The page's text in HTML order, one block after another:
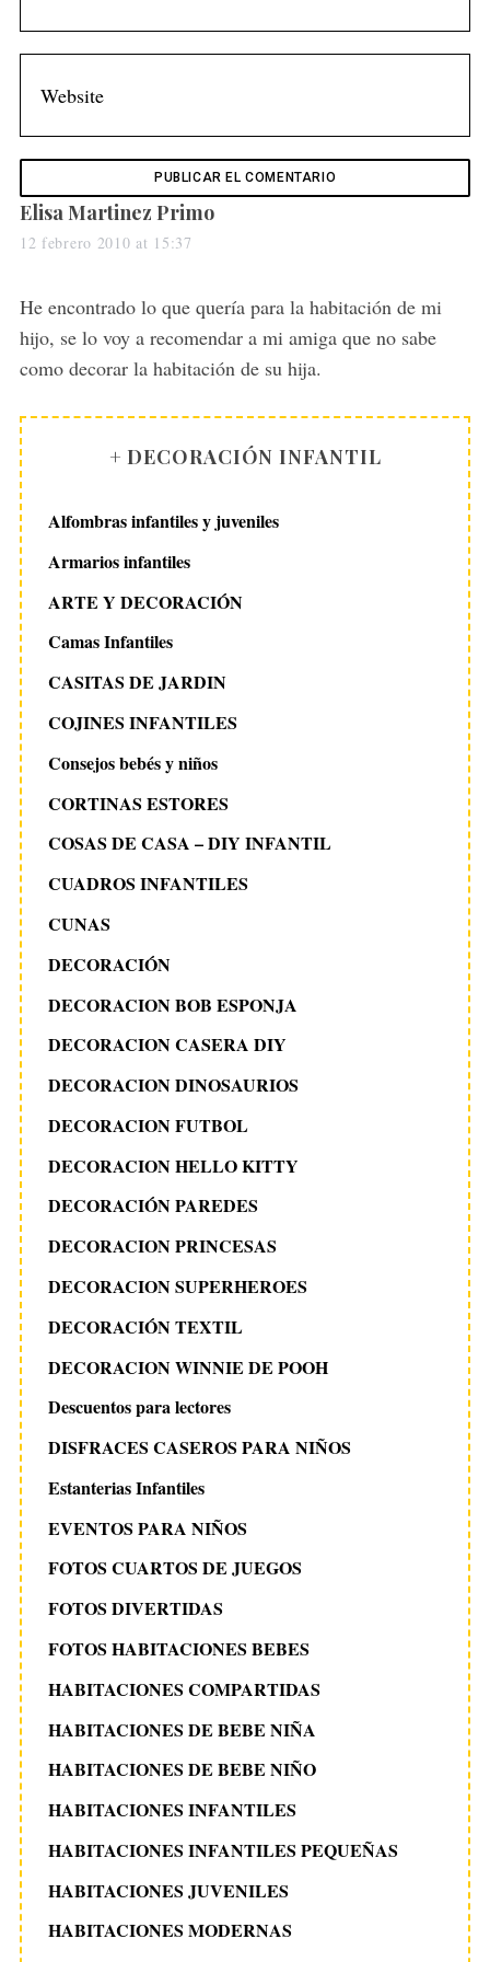
s
a
s
:
Elisa Martinez Primo
12 febrero 2010 at 15:37
He encontrado lo que quería para la habitación de mi
hijo, se lo voy a recomendar a mi amiga que no sabe
como decorar la habitación de su hija.
+ DECORACIÓN INFANTIL
Alfombras infantiles y juveniles
Armarios infantiles
ARTE Y DECORACIÓN
Camas Infantiles
CASITAS DE JARDIN
COJINES INFANTILES
Consejos bebés y niños
CORTINAS ESTORES
COSAS DE CASA – DIY INFANTIL
CUADROS INFANTILES
CUNAS
DECORACIÓN
DECORACION BOB ESPONJA
DECORACION CASERA DIY
DECORACION DINOSAURIOS
DECORACION FUTBOL
DECORACION HELLO KITTY
DECORACIÓN PAREDES
DECORACION PRINCESAS
DECORACION SUPERHEROES
DECORACIÓN TEXTIL
DECORACION WINNIE DE POOH
Descuentos para lectores
DISFRACES CASEROS PARA NIÑOS
Estanterias Infantiles
EVENTOS PARA NIÑOS
FOTOS CUARTOS DE JUEGOS
FOTOS DIVERTIDAS
FOTOS HABITACIONES BEBES
HABITACIONES COMPARTIDAS
HABITACIONES DE BEBE NIÑA
HABITACIONES DE BEBE NIÑO
HABITACIONES INFANTILES
HABITACIONES INFANTILES PEQUEÑAS
HABITACIONES JUVENILES
HABITACIONES MODERNAS